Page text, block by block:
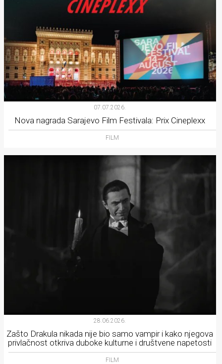
07.07.2026.
Nova nagrada Sarajevo Film Festivala: Prix Cineplexx
FILM
28.06.2026.
Zašto Drakula nikada nije bio samo vampir i kako njegova
privlačnost otkriva duboke kulturne i društvene napetosti
FILM